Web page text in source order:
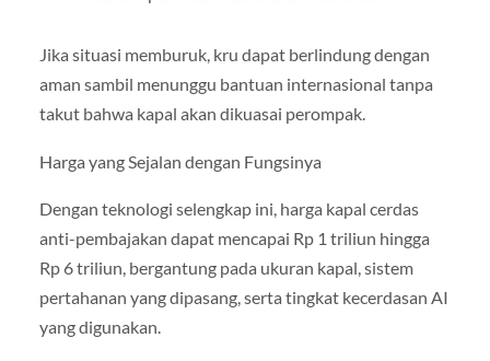
Jika situasi memburuk, kru dapat berlindung dengan
aman sambil menunggu bantuan internasional tanpa
takut bahwa kapal akan dikuasai perompak.
Harga yang Sejalan dengan Fungsinya
Dengan teknologi selengkap ini, harga kapal cerdas
anti-pembajakan dapat mencapai Rp 1 triliun hingga
Rp 6 triliun, bergantung pada ukuran kapal, sistem
pertahanan yang dipasang, serta tingkat kecerdasan AI
yang digunakan.